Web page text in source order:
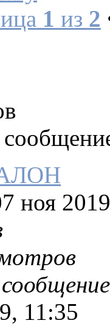
1 из 2
ноя
11:35